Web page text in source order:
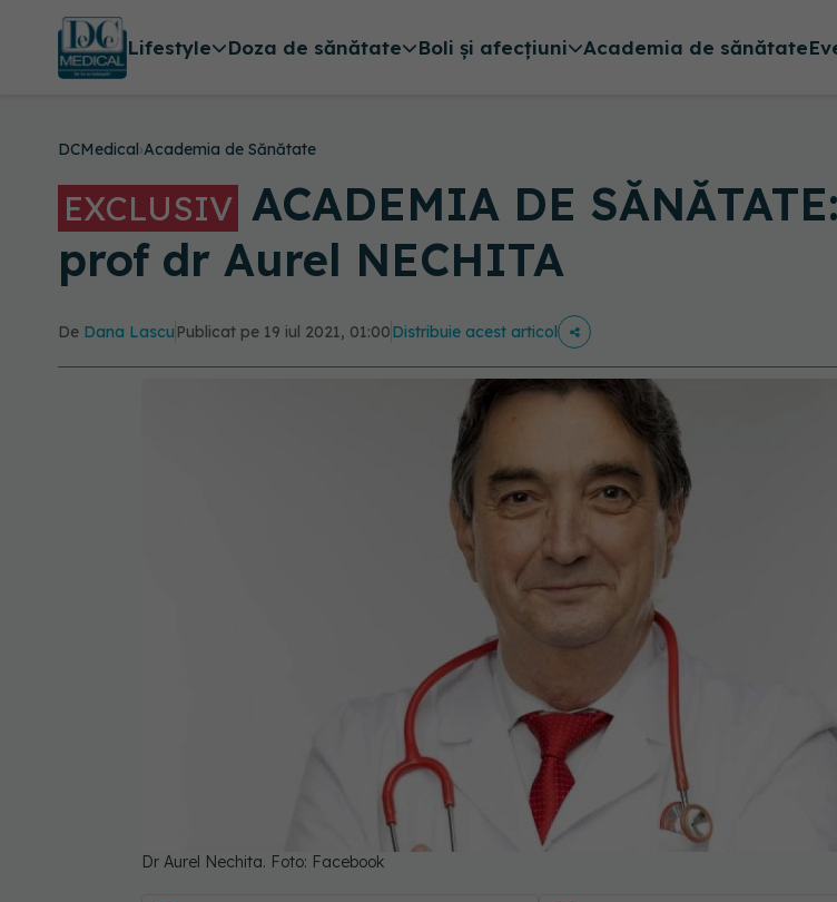
Lifestyle Doza de sănătate Boli și afecțiuni Academia de sănătate
DCMedical›Academia de Sănătate
EXCLUSIV ACADEMIA DE
prof dr Aurel NECHITA
De Dana Lascu Publicat pe 19 iul 2021, 01:00Distribuie acest articol
Dr Aurel Nechita. Foto: Facebook